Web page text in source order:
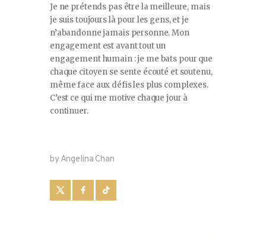
Je ne prétends pas être la meilleure, mais
je suis toujours là pour les gens, et je
n’abandonne jamais personne. Mon
engagement est avant tout un
engagement humain : je me bats pour que
chaque citoyen se sente écouté et soutenu,
même face aux défis les plus complexes.
C’est ce qui me motive chaque jour à
continuer.
by Angelina Chan